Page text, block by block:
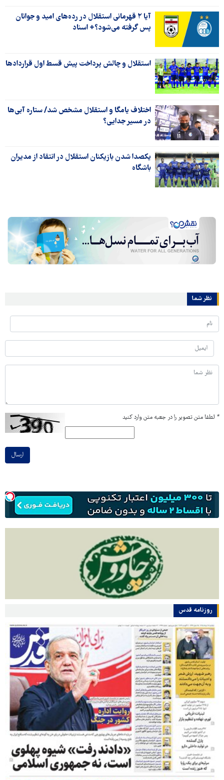
آیا ۲ قهرمانی استقلال در رده‌های امید و جوانان
پس گرفته می‌شود؟+ اسناد
استقلال و چالش پرداخت پیش قسط اول قراردادها
اختلاف یامگا و استقلال مشخص شد/ ستاره آبی‌ها
در مسیر جدایی؟
یکصدا شدن بازیکنان استقلال در انتقاد از مدیران
باشگاه
نظر شما
* لطفا متن تصویر را در جعبه متن وارد کنید
ارسال
روزنامه قدس